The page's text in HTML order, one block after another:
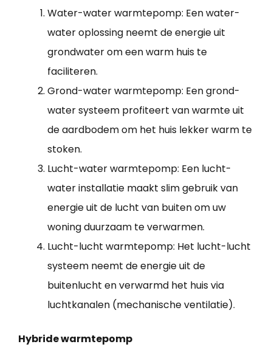
Water-water warmtepomp: Een water-
water oplossing neemt de energie uit
grondwater om een warm huis te
faciliteren.
Grond-water warmtepomp: Een grond-
water systeem profiteert van warmte uit
de aardbodem om het huis lekker warm te
stoken.
Lucht-water warmtepomp: Een lucht-
water installatie maakt slim gebruik van
energie uit de lucht van buiten om uw
woning duurzaam te verwarmen.
Lucht-lucht warmtepomp: Het lucht-lucht
systeem neemt de energie uit de
buitenlucht en verwarmd het huis via
luchtkanalen (mechanische ventilatie).
Hybride warmtepomp